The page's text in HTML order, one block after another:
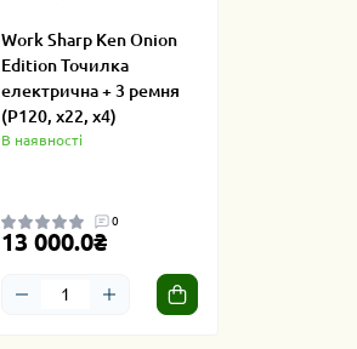
Work Sharp Ken Onion
Edition Точилка
електрична + 3 ремня
(P120, x22, x4)
В наявності
0
13 000.0₴